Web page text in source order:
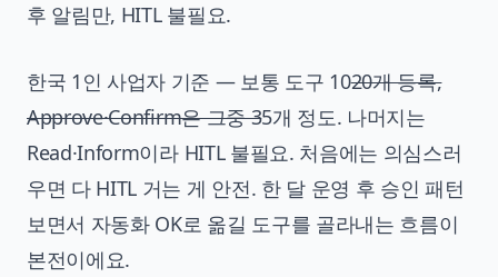
후 알림만, HITL 불필요.
한국 1인 사업자 기준 — 보통 도구 1020개 등록,
Approve·Confirm은 그중 35개 정도. 나머지는
Read·Inform이라 HITL 불필요. 처음에는 의심스러
우면 다 HITL 거는 게 안전. 한 달 운영 후 승인 패턴
보면서 자동화 OK로 옮길 도구를 골라내는 흐름이
본전이에요.